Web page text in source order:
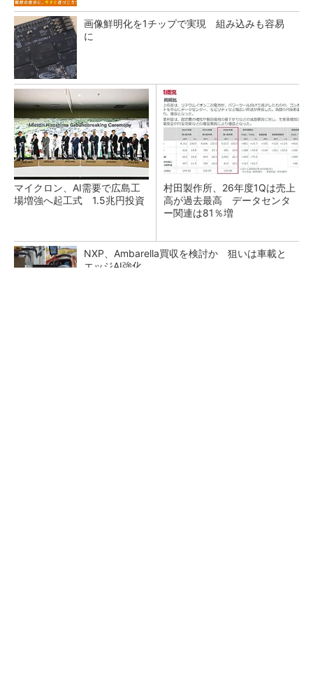
画像鮮明化を1チップで実現 組み込みも容易
に
マイクロン、AI需要で広島工
場増強へ起工式 1.5兆円投資
村田製作所、26年度1Qは売上
高が過去最高 データセンタ
ー関連は81％増
NXP、Ambarella買収を検討か 狙いは車載と
エッジAI強化